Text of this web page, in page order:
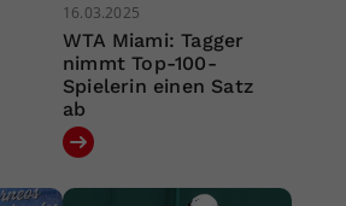
16.03.2025
WTA Miami: Tagger
nimmt Top-100-
Spielerin einen Satz
ab